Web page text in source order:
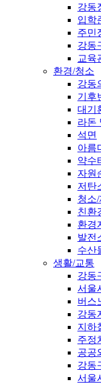
강동
입학
주민
강동
교육
환경/청소
강동
기후
대기
라돈
석면
아름
약수
자원
저탄
청소
친환
환경
발전
수산
생활/교통
강동
서울
버스
강동
지하
주정
공공
강동
서울